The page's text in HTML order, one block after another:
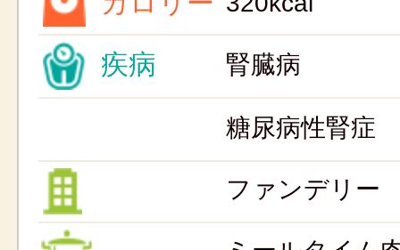
疾病 腎臓病
糖尿病性腎症
ファンデリー